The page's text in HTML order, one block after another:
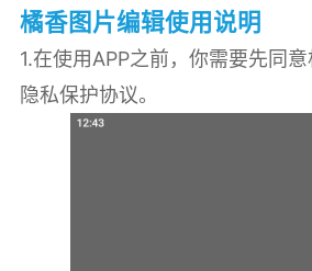
橘香图片编辑使用说明
1.在使用APP之前，你需要先同
隐私保护协议。